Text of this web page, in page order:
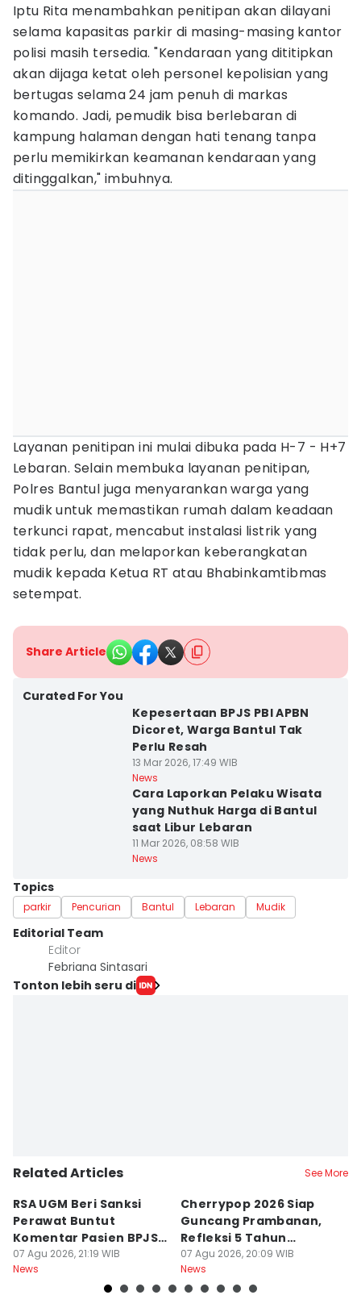
Iptu Rita menambahkan penitipan akan dilayani
selama kapasitas parkir di masing-masing kantor
polisi masih tersedia. ‎"Kendaraan yang dititipkan
akan dijaga ketat oleh personel kepolisian yang
bertugas selama 24 jam penuh di markas
komando. Jadi, pemudik bisa berlebaran di
kampung halaman dengan hati tenang tanpa
perlu memikirkan keamanan kendaraan yang
ditinggalkan," imbuhnya.
‎‎Layanan penitipan ini mulai dibuka pada H-7 - H+7
Lebaran. Selain membuka layanan penitipan,
Polres Bantul juga menyarankan warga yang
mudik untuk memastikan rumah dalam keadaan
terkunci rapat, mencabut instalasi listrik yang
tidak perlu, dan melaporkan keberangkatan
mudik kepada Ketua RT atau Bhabinkamtibmas
setempat.
Share Article
Curated For You
Kepesertaan BPJS PBI APBN
Dicoret, Warga Bantul Tak
Perlu Resah
13 Mar 2026, 17:49 WIB
News
Cara Laporkan Pelaku Wisata
yang Nuthuk Harga di Bantul
saat Libur Lebaran
11 Mar 2026, 08:58 WIB
News
Topics
parkir Pencurian Bantul Lebaran Mudik
Editorial Team
Editor
Febriana Sintasari
Tonton lebih seru di
Related Articles See More
RSA UGM Beri Sanksi
Perawat Buntut
Komentar Pasien BPJS
di Medsos
07 Agu 2026, 21:19 WIB
News
Cherrypop 2026 Siap
Guncang Prambanan,
Refleksi 5 Tahun
Perjalanan
07 Agu 2026, 20:09 WIB
News